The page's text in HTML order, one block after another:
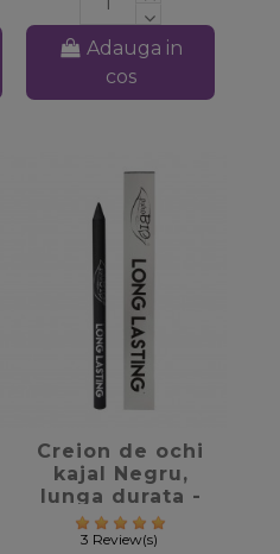
Adauga in
cos
favorite_border
Creion de ochi
kajal Negru,
lunga durata -
PuroBio
3 Review(s)